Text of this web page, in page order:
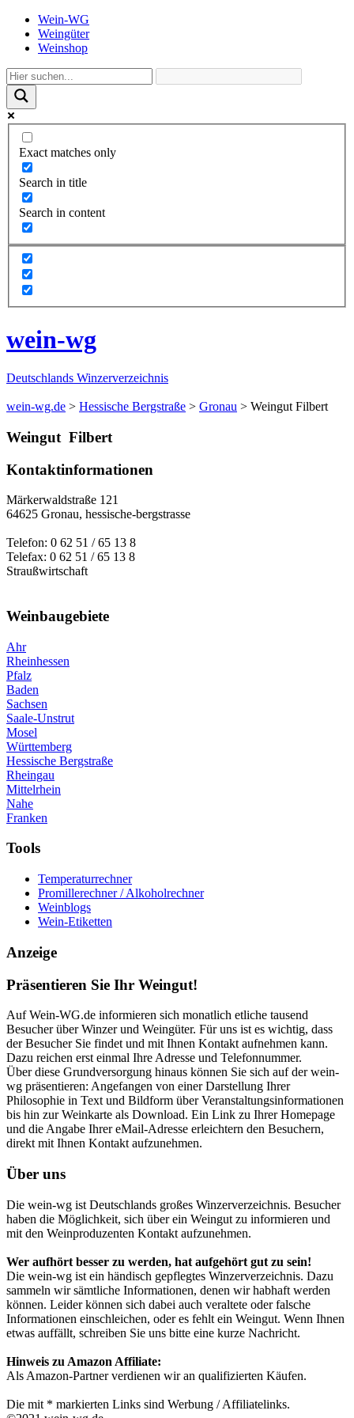
Wein-WG
Weingüter
Weinshop
Exact matches only
Search in title
Search in content
wein-wg
Deutschlands Winzerverzeichnis
wein-wg.de > Hessische Bergstraße > Gronau > Weingut Filbert
Weingut Filbert
Kontaktinformationen
Märkerwaldstraße 121
64625 Gronau, hessische-bergstrasse
Telefon: 0 62 51 / 65 13 8
Telefax: 0 62 51 / 65 13 8
Straußwirtschaft
Weinbaugebiete
Ahr
Rheinhessen
Pfalz
Baden
Sachsen
Saale-Unstrut
Mosel
Württemberg
Hessische Bergstraße
Rheingau
Mittelrhein
Nahe
Franken
Tools
Temperaturrechner
Promillerechner / Alkoholrechner
Weinblogs
Wein-Etiketten
Anzeige
Präsentieren Sie Ihr Weingut!
Auf Wein-WG.de informieren sich monatlich etliche tausend
Besucher über Winzer und Weingüter. Für uns ist es wichtig, dass
der Besucher Sie findet und mit Ihnen Kontakt aufnehmen kann.
Dazu reichen erst einmal Ihre Adresse und Telefonnummer.
Über diese Grundversorgung hinaus können Sie sich auf der wein-
wg präsentieren: Angefangen von einer Darstellung Ihrer
Philosophie in Text und Bildform über Veranstaltungsinformationen
bis hin zur Weinkarte als Download. Ein Link zu Ihrer Homepage
und die Angabe Ihrer eMail-Adresse erleichtern den Besuchern,
direkt mit Ihnen Kontakt aufzunehmen.
Über uns
Die wein-wg ist Deutschlands großes Winzerverzeichnis. Besucher
haben die Möglichkeit, sich über ein Weingut zu informieren und
mit den Weinproduzenten Kontakt aufzunehmen.
Wer aufhört besser zu werden, hat aufgehört gut zu sein!
Die wein-wg ist ein händisch gepflegtes Winzerverzeichnis. Dazu
sammeln wir sämtliche Informationen, denen wir habhaft werden
können. Leider können sich dabei auch veraltete oder falsche
Informationen einschleichen, oder es fehlt ein Weingut. Wenn Ihnen
etwas auffällt, schreiben Sie uns bitte eine kurze Nachricht.
Hinweis zu Amazon Affiliate:
Als Amazon-Partner verdienen wir an qualifizierten Käufen.
Die mit * markierten Links sind Werbung / Affiliatelinks.